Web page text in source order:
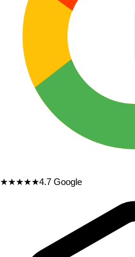
★★★★★4.7 Google